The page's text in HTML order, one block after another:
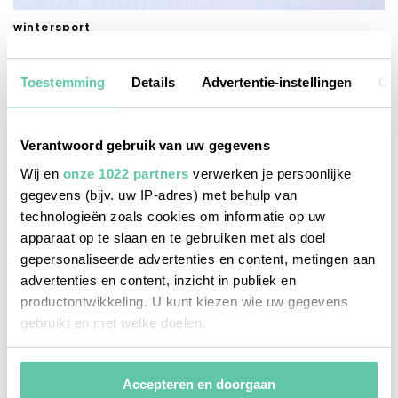
Toestemming Details Advertentie-instellingen
Verantwoord gebruik van uw gegevens
Wij en onze 1022 partners verwerken je persoonlijke
gegevens (bijv. uw IP-adres) met behulp van
technologieën zoals cookies om informatie op uw
apparaat op te slaan en te gebruiken met als doel
gepersonaliseerde advertenties en content, metingen aan
advertenties en content, inzicht in publiek en
productontwikkeling. U kunt kiezen wie uw gegevens
gebruikt en met welke doelen.
Als u het toestaat, willen we ook graag:
Informatie verzamelen over uw geografische
Accepteren en doorgaan
wintersport
Skihotels voor een korte skitrip naar La Plagne